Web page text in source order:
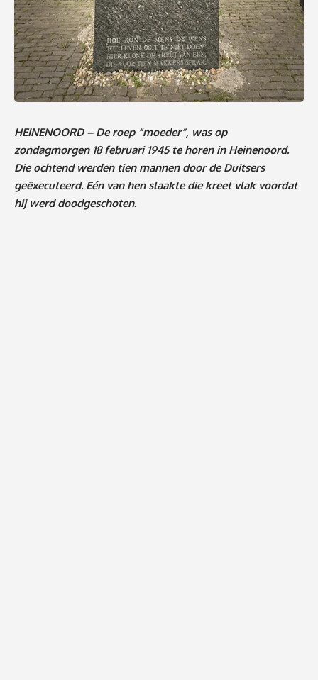
HEINENOORD – De roep “moeder”, was op
zondagmorgen 18 februari 1945 te horen in Heinenoord.
Die ochtend werden tien mannen door de Duitsers
geëxecuteerd. Eén van hen slaakte die kreet vlak voordat
hij werd doodgeschoten.